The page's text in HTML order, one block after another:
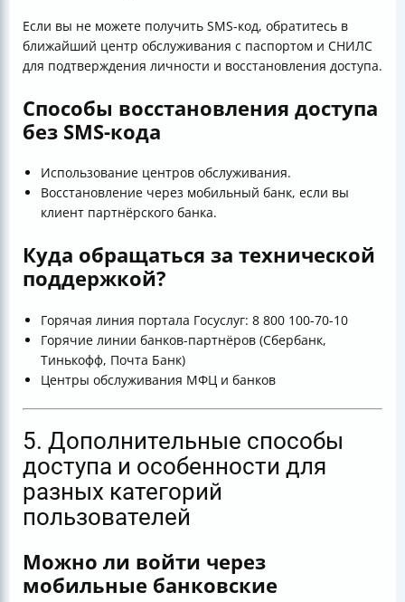
Если вы не можете получить SMS-код, обратитесь в
ближайший центр обслуживания с паспортом и СНИЛС
для подтверждения личности и восстановления доступа.
Способы восстановления доступа
без SMS-кода
Использование центров обслуживания.
Восстановление через мобильный банк, если вы
клиент партнёрского банка.
Куда обращаться за технической
поддержкой?
Горячая линия портала Госуслуг: 8 800 100-70-10
Горячие линии банков-партнёров (Сбербанк,
Тинькофф, Почта Банк)
Центры обслуживания МФЦ и банков
5. Дополнительные способы
доступа и особенности для
разных категорий
пользователей
Можно ли войти через
мобильные банковские